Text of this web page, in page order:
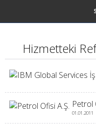
Hizmetteki
Petrol
01.01.2011